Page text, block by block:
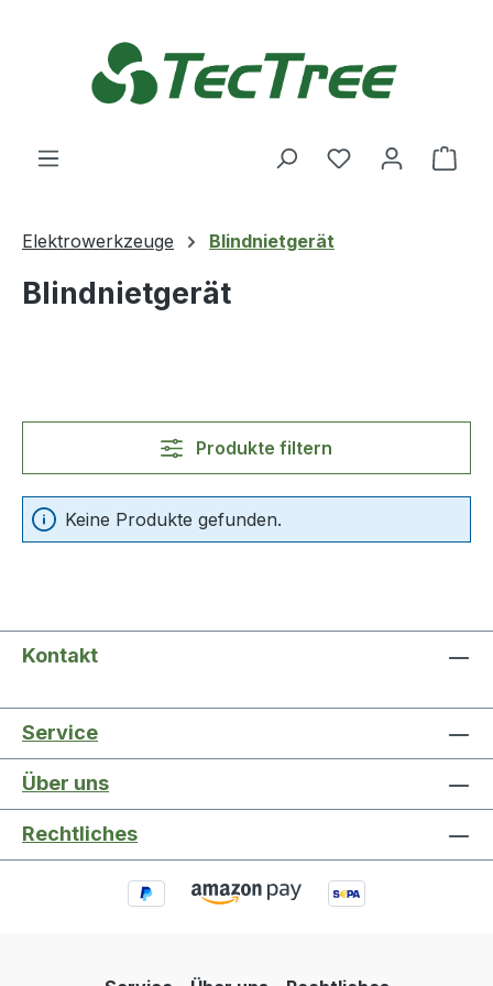
Du hast 0
Elektrowerkzeuge Blindnietgerät
Blindnietgerät
Produkte filtern
Keine Produkte gefunden.
Kontakt
Service
Über uns
Rechtliches